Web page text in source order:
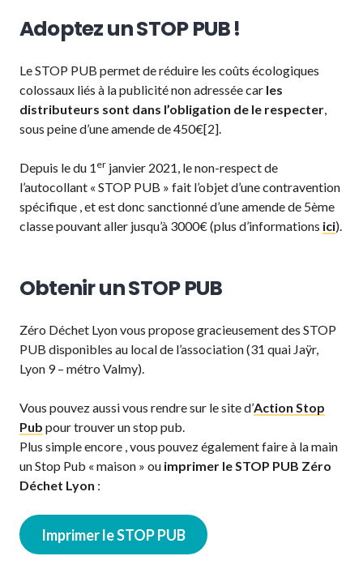
Adoptez un STOP PUB !
Le STOP PUB permet de réduire les coûts écologiques
colossaux liés à la publicité non adressée car les
distributeurs sont dans l’obligation de le respecter,
sous peine d’une amende de 450€[2].
Depuis le du 1 er janvier 2021, le non-respect de
l’autocollant « STOP PUB » fait l’objet d’une contravention
spécifique , et est donc sanctionné d’une amende de 5ème
classe pouvant aller jusqu’à 3000€ (plus d’informations ici).
Obtenir un STOP PUB
Zéro Déchet Lyon vous propose gracieusement des STOP
PUB disponibles au local de l’association (31 quai Jaÿr,
Lyon 9 – métro Valmy).
Vous pouvez aussi vous rendre sur le site d’Action Stop
Pub pour trouver un stop pub.
Plus simple encore , vous pouvez également faire à la main
un Stop Pub « maison » ou imprimer le STOP PUB Zéro
Déchet Lyon :
Imprimer le STOP PUB